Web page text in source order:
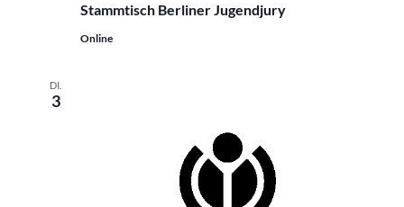
Stammtisch Berliner Jugendjury
Online
DI.
3